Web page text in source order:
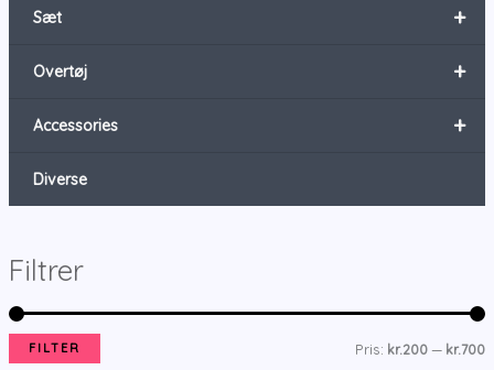
+
Sæt
+
Overtøj
+
Accessories
Diverse
Filtrer
H
FILTER Pris: kr.200 — kr.700